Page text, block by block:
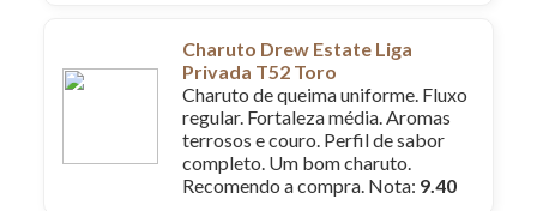
Charuto Drew Estate Liga
Privada T52 Toro
Charuto de queima uniforme. Fluxo
regular. Fortaleza média. Aromas
terrosos e couro. Perfil de sabor
completo. Um bom charuto.
Recomendo a compra. Nota: 9.40